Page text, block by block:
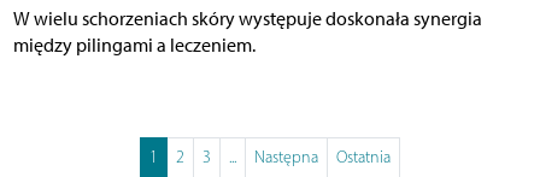
W wielu schorzeniach skóry występuje doskonała synergia
między pilingami a leczeniem.
1 2 3 ... Następna Ostatnia